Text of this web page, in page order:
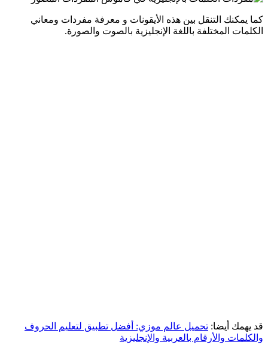
كما يمكنك التنقل بين هذه الأيقونات و معرفة مفردات ومعاني
الكلمات المختلفة باللغة الإنجليزية بالصوت والصورة.
قد يهمك أيضا: تحميل عالم موزي: أفضل تطبيق لتعليم الحروف
والكلمات والأرقام بالعربية والإنجليزية